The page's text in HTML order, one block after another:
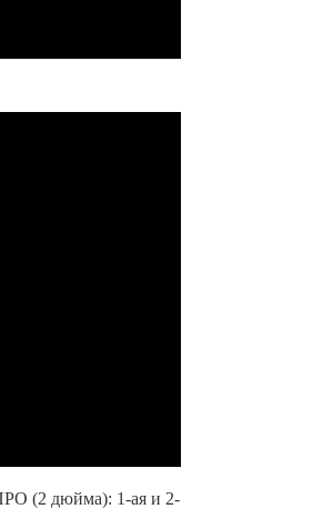
(2 дюйма): 1-ая и 2-